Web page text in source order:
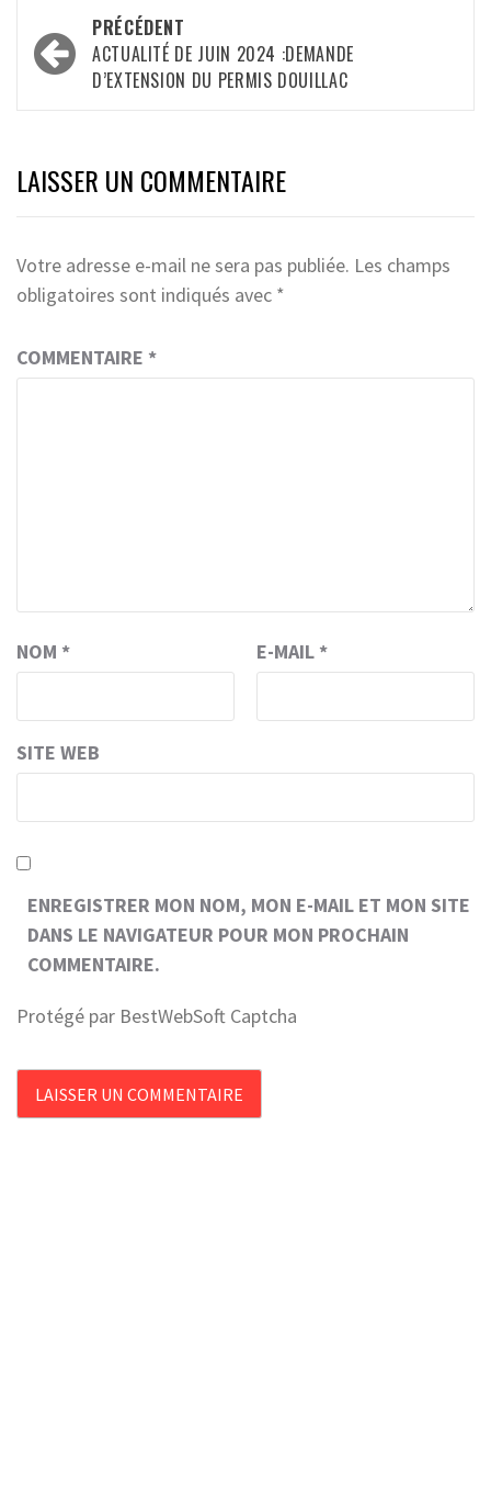
Navigation
d’article
PRÉCÉDENT
ACTUALITÉ DE JUIN 2024 :DEMANDE
D’EXTENSION DU PERMIS DOUILLAC
LAISSER UN COMMENTAIRE
Votre adresse e-mail ne sera pas publiée. Les champs
obligatoires sont indiqués avec *
COMMENTAIRE *
NOM * E-MAIL *
SITE WEB
ENREGISTRER MON NOM, MON E-MAIL ET MON SITE
DANS LE NAVIGATEUR POUR MON PROCHAIN
COMMENTAIRE.
Protégé par BestWebSoft Captcha